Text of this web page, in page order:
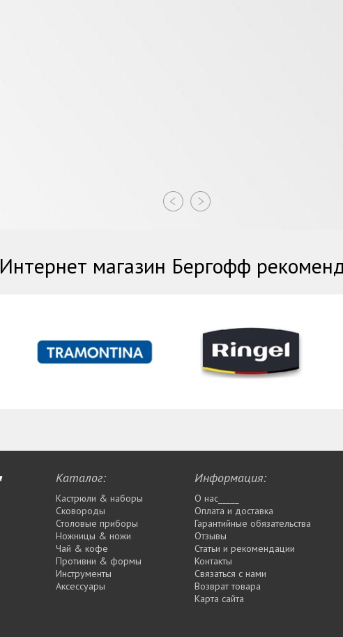
Интернет магазин Бергофф
Каталог:
Кастрюли & наборы
Сковороды
Столовые приборы
Ножницы & ножи
Чай & кофе
Противни & формы
Инструменты
Аксессуары
Информация:
О нас_____
Оплата и доставка
Гарантийные обязательства
Отзывы
Статьи и рекомендации
Контакты
Связаться с нами
Возврат товара
Карта сайта